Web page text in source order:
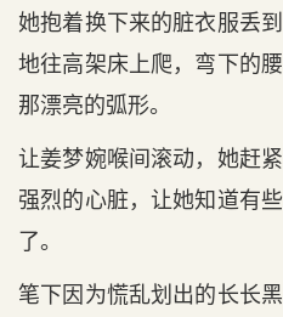
她抱着换下来的脏衣服丢
地往高架床上爬，弯下的
那漂亮的弧形。
让姜梦婉喉间滚动，她赶
强烈的心脏，让她知道有
了。
笔下因为慌乱划出的长长